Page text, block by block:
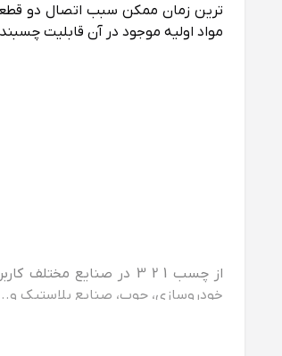
ترین زمان ممکن سبب اتصال دو
مواد اولیه موجود در آن قابلیت
از چسب 1 2 3 در
خودروسازی، چوب، صنایع پلاستیک